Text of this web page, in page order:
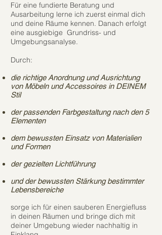
Für eine fundierte Beratung und
Ausarbeitung lerne ich zuerst einmal dich
und deine Räume kennen. Danach erfolgt
eine ausgiebige Grundriss- und
Umgebungsanalyse.
Durch:
die richtige Anordnung und Ausrichtung
von Möbeln und Accessoires in DEINEM
Stil
der passenden Farbgestaltung nach den 5
Elementen
dem bewussten Einsatz von Materialien
und Formen​
der gezielten Lichtführung​
und der bewussten Stärkung bestimmter
Lebensbereiche
sorge ich für einen sauberen Energiefluss
in deinen Räumen und bringe dich mit
deiner Umgebung wieder nachhaltig in